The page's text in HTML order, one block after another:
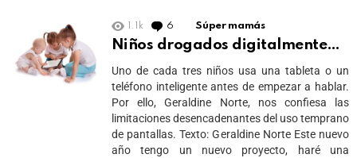
1.1k 6 Comments
Súper mamás
Niños drogados digitalmente…
Uno de cada tres niños usa una tableta o un
teléfono inteligente antes de empezar a hablar.
Por ello, Geraldine Norte, nos confiesa las
limitaciones desencadenantes del uso temprano
de pantallas. Texto: Geraldine Norte Este nuevo
año tengo un nuevo proyecto, haré una